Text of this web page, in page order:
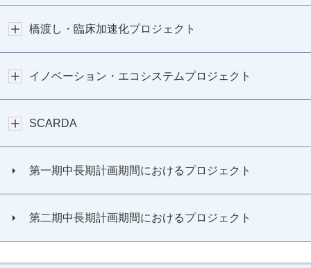
橋渡し・臨床加速化プロジェクト
イノベーション・エコシステムプロジェクト
SCARDA
第一期中長期計画期間におけるプロジェクト
第二期中長期計画期間におけるプロジェクト